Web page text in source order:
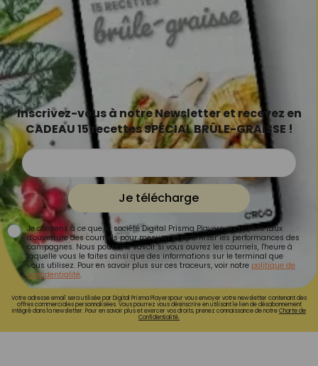
Inscrivez-vous à notre Newsletter et recevez en
CADEAU 15 recettes SPÉCIAL BRÛLE-GRAISSE !
Je télécharge
Je consens à ce que la société Digital Prisma Players analyse le taux
d'ouverture des courriels pour mesurer et optimiser les performances des
campagnes. Nous pourrons savoir si vous ouvrez les courriels, l'heure à
laquelle vous le faites ainsi que des informations sur le terminal que
vous utilisez. Pour en savoir plus sur ces traceurs, voir notre politique de
confidentialité.
Votre adresse email sera utilisée par Digital Prisma Playerspour vous envoyer votre newsletter contenant des
offres commerciales personnalisées. Vous pourrez vous désinscrire en utilisant le lien de désabonnement
intégré dans la newsletter. Pour en savoir plus et exercer vos droits, prenez connaissance de notreCharte de
Confidentialité.